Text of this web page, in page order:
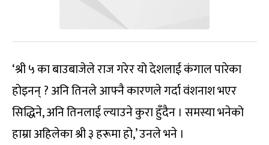
‘श्री ५ का बाउबाजेले राज गरेर यो देशलाई कंगाल पारेका
होइनन् ? अनि तिनले आफ्नै कारणले गर्दा वंशनाश भएर
सिद्धिने, अनि तिनलाई ल्याउने कुरा हुँदैन । समस्या भनेको
हाम्रा अहिलेका श्री ३ हरूमा हो,’ उनले भने ।